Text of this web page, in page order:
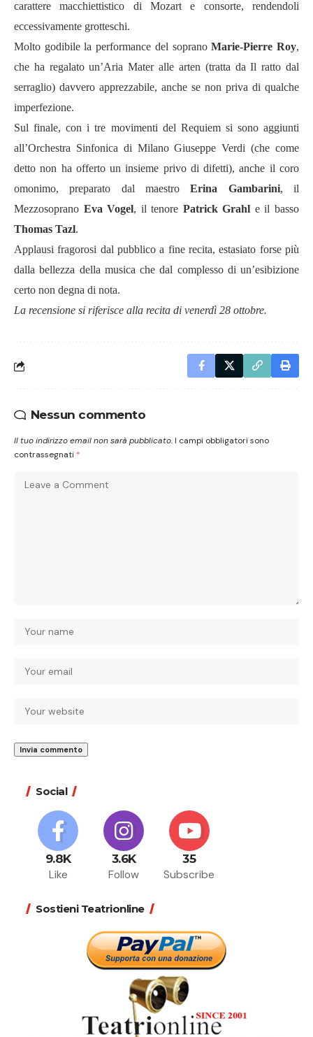
carattere macchiettistico di Mozart e consorte, rendendoli
eccessivamente grotteschi.
Molto godibile la performance del sopranoMarie-Pierre Roy,
che ha regalato un’Aria Mater alle arten (tratta da Il ratto dal
serraglio) davvero apprezzabile, anche se non priva di qualche
imperfezione.
Sul finale, con i tre movimenti del Requiem si sono aggiunti
all’Orchestra Sinfonica di Milano Giuseppe Verdi (che come
detto non ha offerto un insieme privo di difetti), anche il coro
omonimo, preparato dal maestroErina Gambarini, il
Mezzosoprano Eva Vogel, il tenore Patrick Grahl e il basso
Thomas Tazl.
Applausi fragorosi dal pubblico a fine recita, estasiato forse più
dalla bellezza della musica che dal complesso di un’esibizione
certo non degna di nota.
La recensione si riferisce alla recita di venerdì 28 ottobre.
Nessun commento
Il tuo indirizzo email non sarà pubblicato. I campi obbligatori sono
contrassegnati *
Social
9.8K
Like
3.6K
Follow
35
Subscribe
Sostieni Teatrionline